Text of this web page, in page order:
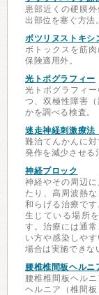
患部近くの硬膜
出部位を塞ぐ方法。
ボツリヌストキシ
ボトックスを筋
保険適用外。
光トポグラフィー
光トポグラフィ
つ、双極性障害
かを調べる検査。
迷走神経刺激療法
難治てんかんに
発作を減少させる
神経ブロック
神経やその周辺
たり、高周波熱
和らげる治療で
生じている場所
す。治療には通
い方や感染しや
場合は実施できな
腰椎椎間板ヘルニ
腰椎椎間板ヘル
ヘルニア（椎間